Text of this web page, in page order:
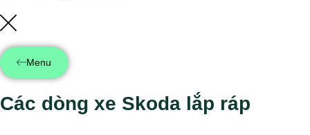
Menu
Các dòng xe Skoda lắp ráp